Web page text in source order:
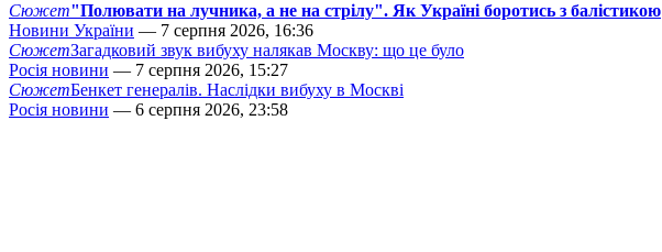
Сюжет"Полювати на лучника, а не на стрілу". Як Україні боротись з балістикою
Новини України — 7 серпня 2026, 16:36
СюжетЗагадковий звук вибуху налякав Москву: що це було
Росія новини — 7 серпня 2026, 15:27
СюжетБенкет генералів. Наслідки вибуху в Москві
Росія новини — 6 серпня 2026, 23:58